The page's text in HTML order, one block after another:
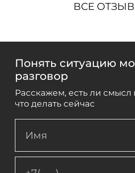
ВСЕ
Понять ситуацию
разговор
Расскажем, есть ли
что делать сейчас